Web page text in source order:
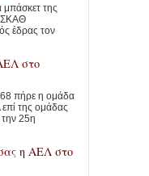
της
έδρας τον
στο
πήρε η ομάδα
της ομάδας
25η
η ΑΕΛ στο